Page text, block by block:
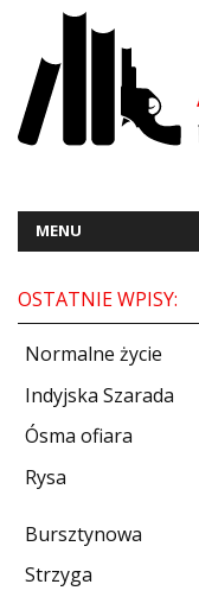
MENU
PATRONATY
WYWIADY
RECENZJE
DO CZYTANIA
OSTATNIE WPISY:
Normalne życie
Indyjska Szarada
Ósma ofiara
Rysa
Bursztynowa
Strzyga